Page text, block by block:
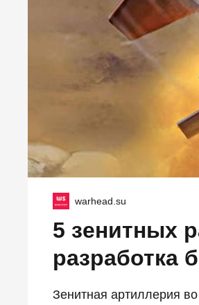
warhead.su
5 зенитных
разработка
Зенитная артиллерия